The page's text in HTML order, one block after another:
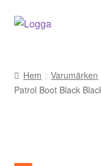
Hoppa
Hoppa
Kontakt
Hem Varumärken
Patrol Boot Black